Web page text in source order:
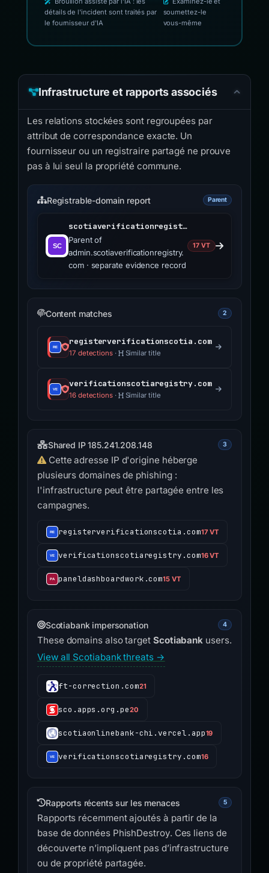
détails de l'incident sont traités par
le fournisseur d'IA
soumettez-le
vous-même
Infrastructure et rapports associés
Les relations stockées sont regroupées par
attribut de correspondance exacte. Un
fournisseur ou un registraire partagé ne prouve
pas à lui seul la propriété commune.
Registrable-domain report Parent
scotiaverificationregistry.com
Parent of
admin.scotiaverificationregistry.
com · separate evidence record
17 VT
Content matches 2
registerverificationscotia.com
17 detections· Similar title
verificationscotiaregistry.com
16 detections· Similar title
Shared IP 185.241.208.148 3
Cette adresse IP d'origine héberge
plusieurs domaines de phishing :
l'infrastructure peut être partagée entre les
campagnes.
registerverificationscotia.com17 VT
verificationscotiaregistry.com16 VT
paneldashboardwork.com15 VT
Scotiabank impersonation 4
These domains also target Scotiabank users.
View all Scotiabank threats →
ft-correction.com21
sco.apps.org.pe20
scotiaonlinebank-chi.vercel.app19
verificationscotiaregistry.com16
Rapports récents sur les menaces 5
Rapports récemment ajoutés à partir de la
base de données PhishDestroy. Ces liens de
découverte n’impliquent pas d’infrastructure
ou de propriété partagée.